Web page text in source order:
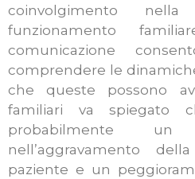
coinvolgimento
funzionamento
comunicazione
comprendere le
che queste possono
familiari va spiegato
probabilmente
nell’aggravamento
paziente e un